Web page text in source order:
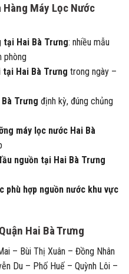
Hàng Máy Lọc Nước
tại Hai Bà Trưng: nhiều mẫu
phòng
tại Hai Bà Trưng trong ngày –
Trưng định kỳ, đúng chủng
máy lọc nước Hai Bà
nguồn tại Hai Bà Trưng
phù hợp nguồn nước khu vực
Hai Bà Trưng
– Bùi Thị Xuân – Đồng Nhân
Du – Phố Huế – Quỳnh Lôi –